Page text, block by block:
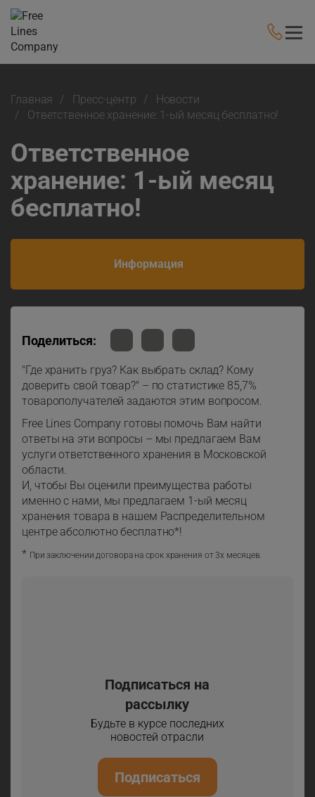
Главная Пресс-центр
Новости
Ответственное хранение: 1-ый месяц бесплатно!
Ответственное
хранение: 1-ый месяц
бесплатно!
Информация
Поделиться:
"Где хранить груз? Как выбрать склад? Кому
доверить свой товар?" – по статистике 85,7%
товарополучателей задаются этим вопросом.
Free Lines Company готовы помочь Вам найти
ответы на эти вопросы – мы предлагаем Вам
услуги ответственного хранения в Московской
области.
И, чтобы Вы оценили преимущества работы
именно с нами, мы предлагаем 1-ый месяц
хранения товара в нашем Распределительном
центре абсолютно бесплатно*!
* При заключении договора на срок хранения от 3х месяцев.
Подписаться на
рассылку
Будьте в курсе последних
новостей отрасли
Подписаться